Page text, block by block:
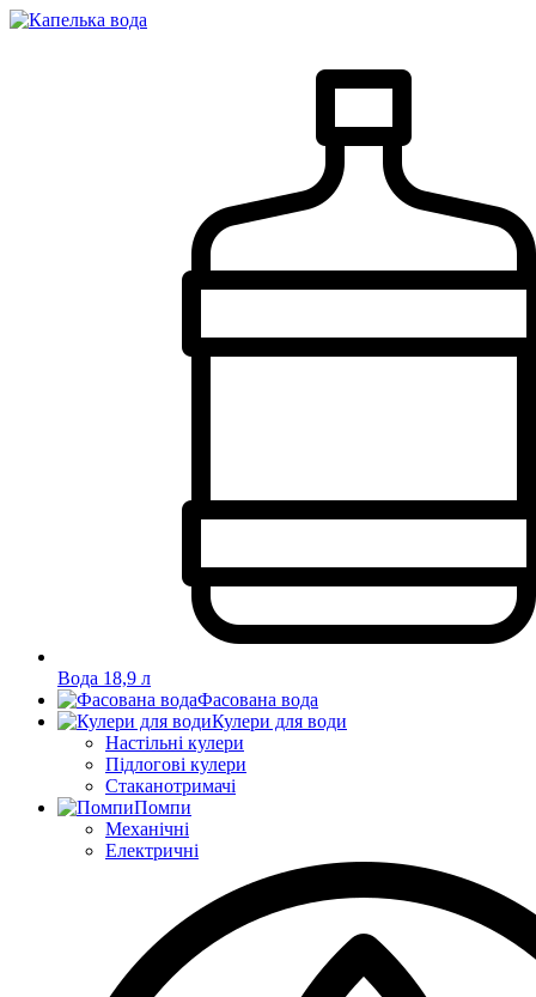
Вода 18,9 л
Фасована вода
Кулери для води
Настільні кулери
Підлогові кулери
Стаканотримачі
Помпи
Механічні
Електричні